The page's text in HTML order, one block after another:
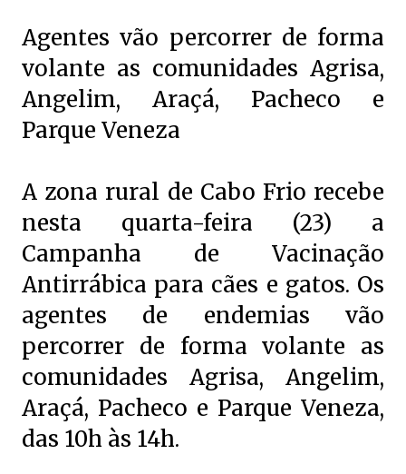
Agentes vão percorrer de forma
volante as comunidades Agrisa,
Angelim, Araçá, Pacheco e
Parque Veneza
A zona rural de Cabo Frio recebe
nesta quarta-feira (23) a
Campanha de Vacinação
Antirrábica para cães e gatos. Os
agentes de endemias vão
percorrer de forma volante as
comunidades Agrisa, Angelim,
Araçá, Pacheco e Parque Veneza,
das 10h às 14h.